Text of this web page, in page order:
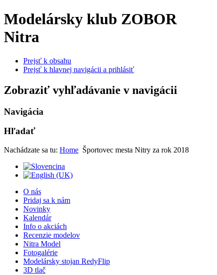
Modelársky klub ZOBOR
Nitra
Prejsť k obsahu
Prejsť k hlavnej navigácii a prihlásiť
Zobraziť vyhľadávanie v navigácii
Navigácia
Hľadať
Nachádzate sa tu: Home Športovec mesta Nitry za rok 2018
O nás
Pridaj sa k nám
Novinky
Kalendár
Info o akciách
Recenzie modelov
Nitra Model
Fotogalérie
Modelársky stojan RedyFlip
3D tlač